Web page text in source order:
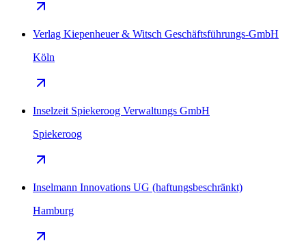
Verlag Kiepenheuer & Witsch Geschäftsführungs-GmbH
Köln
Inselzeit Spiekeroog Verwaltungs GmbH
Spiekeroog
Inselmann Innovations UG (haftungsbeschränkt)
Hamburg